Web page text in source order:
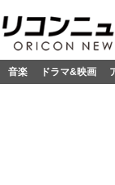
音楽 ドラマ&映画